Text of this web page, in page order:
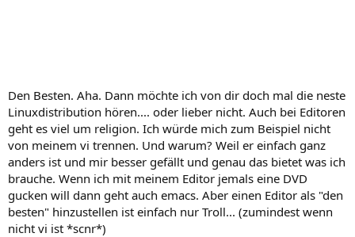
Den Besten. Aha. Dann möchte ich von dir doch mal die neste
Linuxdistribution hören.... oder lieber nicht. Auch bei Editoren
geht es viel um religion. Ich würde mich zum Beispiel nicht
von meinem vi trennen. Und warum? Weil er einfach ganz
anders ist und mir besser gefällt und genau das bietet was ich
brauche. Wenn ich mit meinem Editor jemals eine DVD
gucken will dann geht auch emacs. Aber einen Editor als "den
besten" hinzustellen ist einfach nur Troll... (zumindest wenn
nicht vi ist *scnr*)